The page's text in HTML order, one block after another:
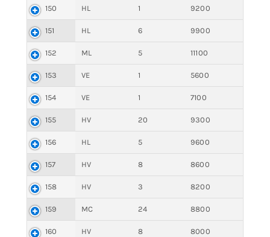
150 HL 1 9200
151 HL 6 9900
152 ML 5 11100
153 VE 1 5600
154 VE 1 7100
155 HV 20 9300
156 HL 5 9600
157 HV 8 8600
158 HV 3 8200
159 MC 24 8800
160 HV 8 8000